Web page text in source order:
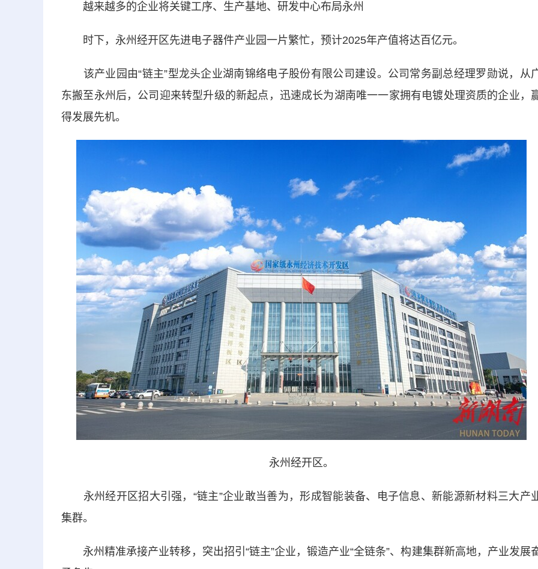
越来越多的企业将关键工序、生产基地、研发中心布局永州
时下，永州经开区先进电子器件产业园一片繁忙，预计2025年产值将达百亿元。
该产业园由“链主”型龙头企业湖南锦络电子股份有限公司建设。公司常务副总经理罗勋说，从
东搬至永州后，公司迎来转型升级的新起点，迅速成长为湖南唯一一家拥有电镀处理资质的企业，
得发展先机。
永州经开区。
永州经开区招大引强，“链主”企业敢当善为，形成智能装备、电子信息、新能源新材料三大产
集群。
永州精准承接产业转移，突出招引“链主”企业，锻造产业“全链条”、构建集群新高地，产业发展